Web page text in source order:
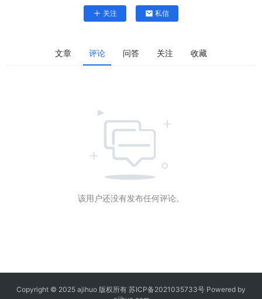
关注 私信
文章 评论 问答 关注 收藏
该用户还没有发布任何评论。
Copyright © 2025 ajihuo 版权所有 苏ICP备2021035733号 Powered by